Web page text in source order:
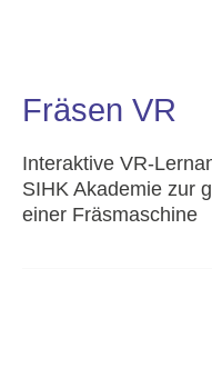
Fräsen VR
Interaktive VR-
SIHK Akademie zur
einer Fräsmaschine